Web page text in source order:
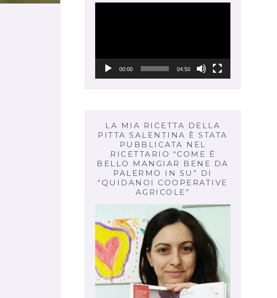
00:00 04:50
LA MIA RICETTA DELLA
PITTA SALENTINA È STATA
PUBBLICATA NEL
RICETTARIO “COME È
BELLO MANGIAR BENE DA
PALERMO IN SU” DI
“QUIDANOI COOPERATIVE
AGRICOLE”